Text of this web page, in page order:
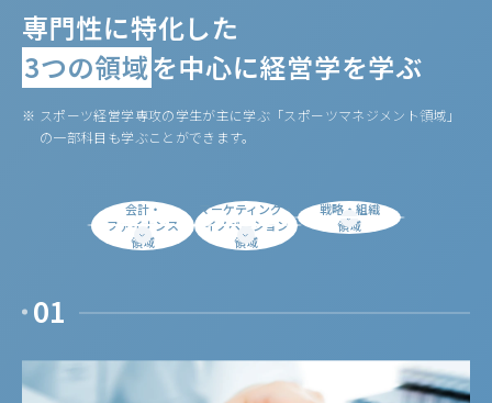
専門性に特化した
3つの領域を中心に経営学を学ぶ
※ スポーツ経営学専攻の学生が主に学ぶ「スポーツマネジメント領域」
の一部科目も学ぶことができます。
会計・
ファイナンス
領域
マーケティング・
イノベーション
領域
戦略・組織
領域
01